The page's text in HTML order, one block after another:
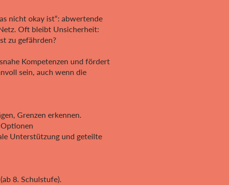
nicht okay ist“: abwertende
Oft bleibt Unsicherheit:
zu gefährden?
Kompetenzen und fördert
sein, auch wenn die
Grenzen erkennen.
Unterstützung und geteilte
8. Schulstufe).